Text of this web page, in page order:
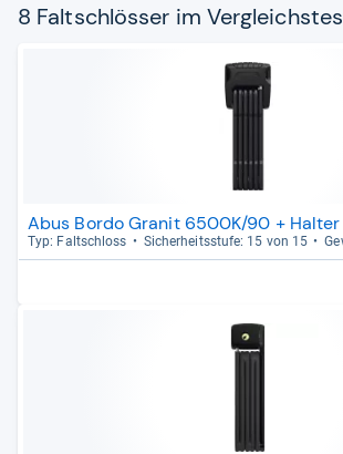
8 Faltschlösser im
Abus Bordo Granit 6500K/90 + Halter
Typ: Falt­schloss Sicher­heits­stufe: 15 von 15